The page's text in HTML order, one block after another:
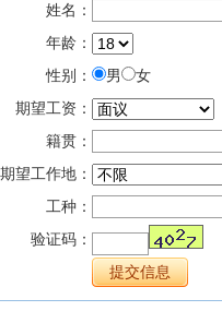
姓名：
年龄：
性别：
男
女
期望工资：
籍贯：
期望工作地：
工种：
验证码：